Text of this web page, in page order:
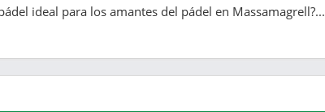
ideal para los amantes del pádel en Massamagrell?...